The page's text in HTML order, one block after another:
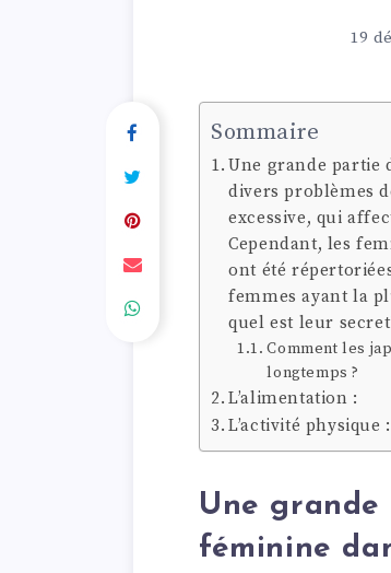
19
Sommaire
Une grande partie
divers problèmes
excessive, qui
Cependant, les
ont été
femmes ayant la
quel est leur
Comment les
longtemps ?
L’alimentation :
L’activité physique :
Une
féminine